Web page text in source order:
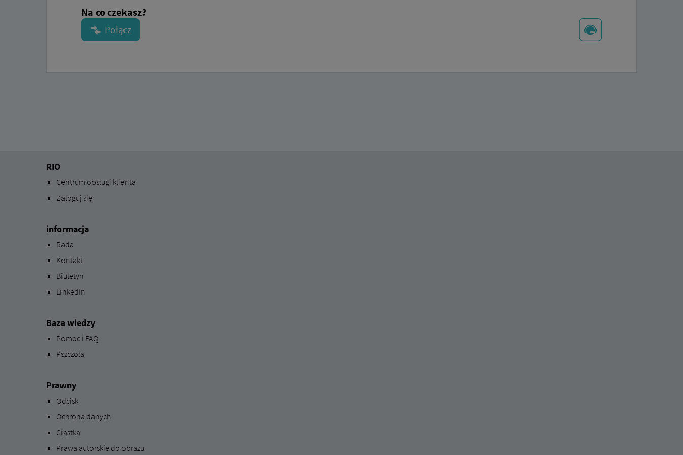
Na co czekasz?
RIO
Centrum obsługi klienta
Zaloguj się
informacja
Rada
Kontakt
Biuletyn
LinkedIn
Baza wiedzy
Pomoc i FAQ
Pszczoła
Prawny
Odcisk
Ochrona danych
Ciastka
Prawa autorskie do obrazu